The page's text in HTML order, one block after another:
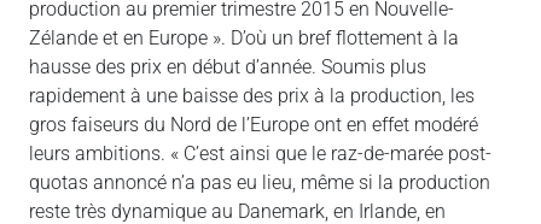
production au premier trimestre 2015 en Nouvelle-
Zélande et en Europe ». D’où un bref flottement à la
hausse des prix en début d’année. Soumis plus
rapidement à une baisse des prix à la production, les
gros faiseurs du Nord de l’Europe ont en effet modéré
leurs ambitions. « C’est ainsi que le raz-de-marée post-
quotas annoncé n’a pas eu lieu, même si la production
reste très dynamique au Danemark, en Irlande, en